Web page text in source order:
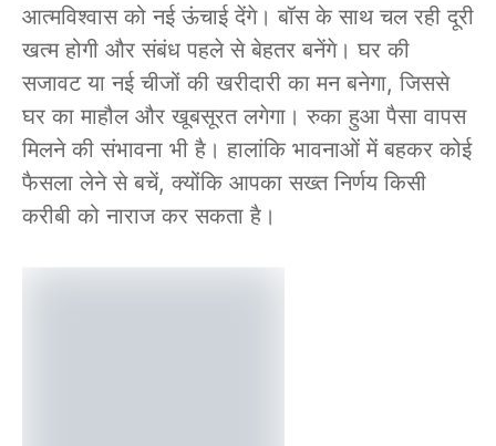
आत्मविश्वास को नई ऊंचाई देंगे। बॉस के साथ चल रही दूरी
खत्म होगी और संबंध पहले से बेहतर बनेंगे। घर की
सजावट या नई चीजों की खरीदारी का मन बनेगा, जिससे
घर का माहौल और खूबसूरत लगेगा। रुका हुआ पैसा वापस
मिलने की संभावना भी है। हालांकि भावनाओं में बहकर कोई
फैसला लेने से बचें, क्योंकि आपका सख्त निर्णय किसी
करीबी को नाराज कर सकता है।